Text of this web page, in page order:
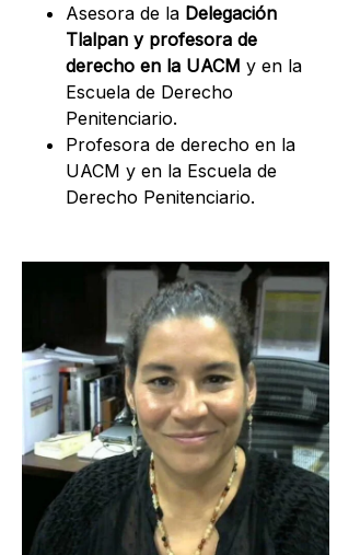
Asesora de la Delegación
Tlalpan y profesora de
derecho en la UACM y en la
Escuela de Derecho
Penitenciario.
Profesora de derecho en la
UACM y en la Escuela de
Derecho Penitenciario.